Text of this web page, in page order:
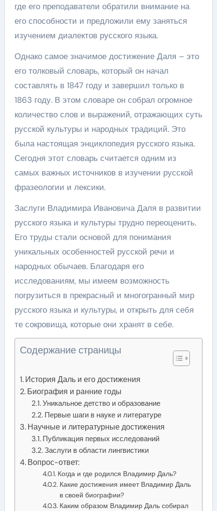
где его преподаватели обратили внимание на
его способности и предложили ему заняться
изучением диалектов русского языка.
Однако самое значимое достижение Даля – это
его толковый словарь, который он начал
составлять в 1847 году и завершил только в
1863 году. В этом словаре он собрал огромное
количество слов и выражений, отражающих суть
русской культуры и народных традиций. Это
была настоящая энциклопедия русского языка.
Сегодня этот словарь считается одним из
самых важных источников в изучении русской
фразеологии и лексики.
Заслуги Владимира Ивановича Даля в развитии
русского языка и культуры трудно переоценить.
Его труды стали основой для понимания
уникальных особенностей русской речи и
народных обычаев. Благодаря его
исследованиям, мы имеем возможность
погрузиться в прекрасный и многогранный мир
русского языка и культуры, и открыть для себя
те сокровища, которые они хранят в себе.
Содержание страницы
История Даль и его достижения
Биография и ранние годы
Уникальное детство и образование
Первые шаги в науке и литературе
Научные и литературные достижения
Публикация первых исследований
Заслуги в области лингвистики
Вопрос-ответ:
Когда и где родился Владимир Даль?
Какие достижения имеет Владимир Даль
в своей биографии?
Каким образом Владимир Даль собирал